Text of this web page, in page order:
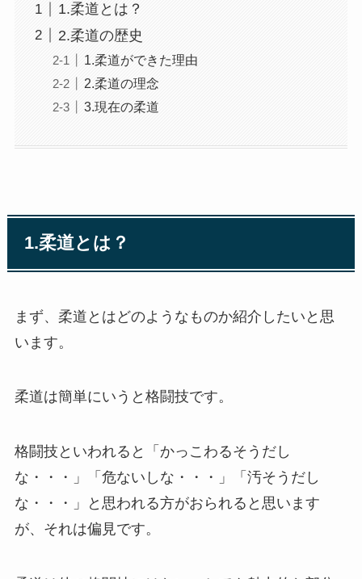
1.柔道とは？
2.柔道の歴史
1.柔道ができた理由
2.柔道の理念
3.現在の柔道
1.柔道とは？
まず、柔道とはどのようなものか紹介したいと思
います。
柔道は簡単にいうと格闘技です。
格闘技といわれると「かっこわるそうだし
な・・・」「危ないしな・・・」「汚そうだし
な・・・」と思われる方がおられると思います
が、それは偏見です。